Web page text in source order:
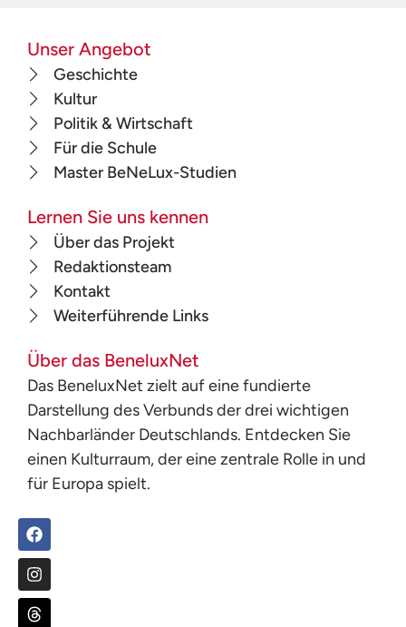
Unser Angebot
Geschichte
Kultur
Politik & Wirtschaft
Für die Schule
Master BeNeLux-Studien
Lernen Sie uns kennen
Über das Projekt
Redaktionsteam
Kontakt
Weiterführende Links
Über das BeneluxNet
Das BeneluxNet zielt auf eine fundierte
Darstellung des Verbunds der drei wichtigen
Nachbarländer Deutschlands. Entdecken Sie
einen Kulturraum, der eine zentrale Rolle in und
für Europa spielt.